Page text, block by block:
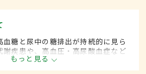
糖と尿中の糖排出が持続的に見ら
謝疾患や、高血圧・高尿酸血症など
に取り扱う内科の一領域です。
もっと見る